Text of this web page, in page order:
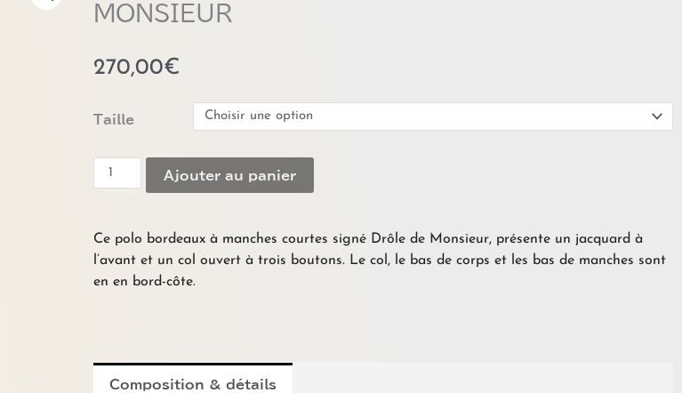
MONSIEUR
270,00€
Taille
quantité
maille
jacquard
DRÔLE
DE
MONSIEUR
Ajouter au panier
Ce polo bordeaux à manches courtes signé Drôle de Monsieur, présente un jacquard à
l’avant et un col ouvert à trois boutons. Le col, le bas de corps et les bas de manches sont
en en bord-côte.
Composition & détails